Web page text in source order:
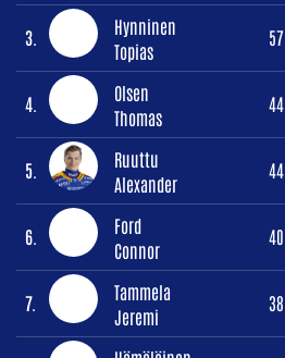
3.
Hynninen
Topias
57
4.
Olsen
Thomas
44
5.
Ruuttu
Alexander
44
6.
Ford
Connor
40
7.
Tammela
Jeremi
38